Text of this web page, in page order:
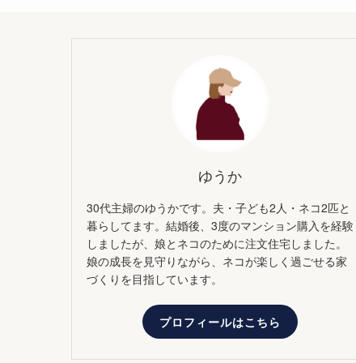
ゆうか
30代主婦のゆうかです。夫・子ども2人・ネコ2匹と
暮らしてます。結婚後、3度のマンション購入を経験
しましたが、娘とネコのために注文住宅しました。
娘の成長を見守りながら、ネコが楽しく過ごせる家
づくりを目指しています。
プロフィールはこちら